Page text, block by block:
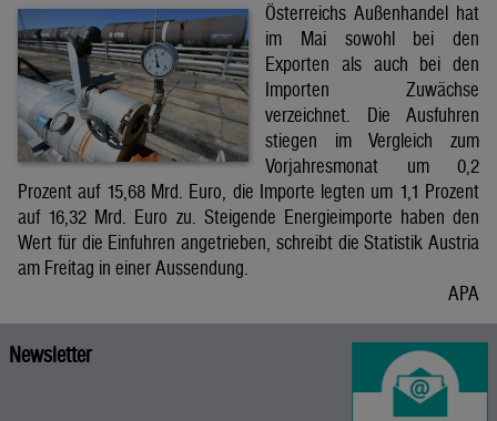
Österreichs Außenhandel hat
im Mai sowohl bei den
Exporten als auch bei den
Importen Zuwächse
verzeichnet. Die Ausfuhren
stiegen im Vergleich zum
Vorjahresmonat um 0,2
Prozent auf 15,68 Mrd. Euro, die Importe legten um 1,1 Prozent
auf 16,32 Mrd. Euro zu. Steigende Energieimporte haben den
Wert für die Einfuhren angetrieben, schreibt die Statistik Austria
am Freitag in einer Aussendung.
APA
Newsletter